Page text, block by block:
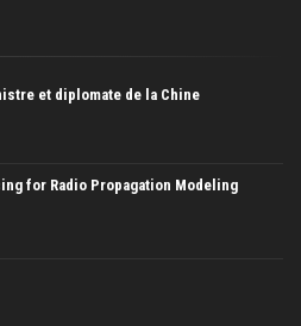
et diplomate de la Chine
for Radio Propagation Modeling